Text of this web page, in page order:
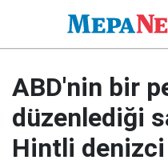
ABD'nin bir
düzenlediği
Hintli